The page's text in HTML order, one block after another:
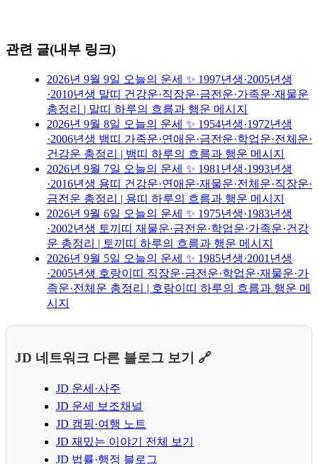
관련 글(내부 링크)
2026년 9월 9일 오늘의 운세 ✨ 1997년생·2005년생
·2010년생 말띠 건강운·직장운·금전운·가족운·재물운
총정리 | 말띠 하루의 흐름과 행운 메시지
2026년 9월 8일 오늘의 운세 ✨ 1954년생·1972년생
·2006년생 뱀띠 가족운·연애운·금전운·학업운·전체운·
건강운 총정리 | 뱀띠 하루의 흐름과 행운 메시지
2026년 9월 7일 오늘의 운세 ✨ 1981년생·1993년생
·2016년생 용띠 건강운·연애운·재물운·전체운·직장운·
금전운 총정리 | 용띠 하루의 흐름과 행운 메시지
2026년 9월 6일 오늘의 운세 ✨ 1975년생·1983년생
·2002년생 토끼띠 재물운·금전운·학업운·가족운·건강
운 총정리 | 토끼띠 하루의 흐름과 행운 메시지
2026년 9월 5일 오늘의 운세 ✨ 1985년생·2001년생
·2005년생 호랑이띠 직장운·금전운·학업운·재물운·가
족운·전체운 총정리 | 호랑이띠 하루의 흐름과 행운 메
시지
JD 네트워크 다른 블로그 보기 🔗
JD 운세·사주
JD 운세 보조채널
JD 캠핑·여행 노트
JD 재밌는 이야기 전체 보기
JD 법률·행정 블로그